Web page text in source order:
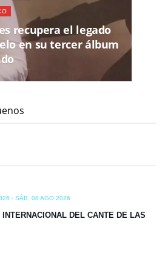
recupera el legado
en su tercer álbum
- SÁB, 08 AGO 2026
DEL CANTE DE LAS